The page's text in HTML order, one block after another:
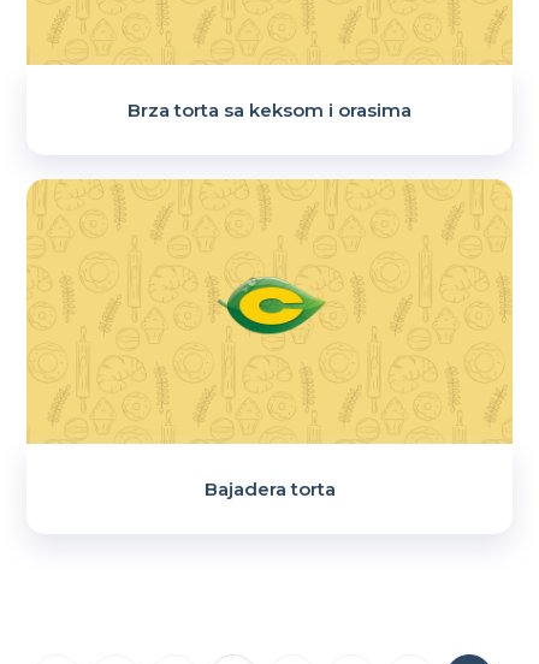
Brza torta sa keksom i orasima
Bajadera torta